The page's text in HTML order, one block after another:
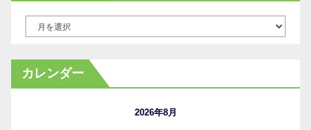
カ
イ
カレンダー
2026年8月